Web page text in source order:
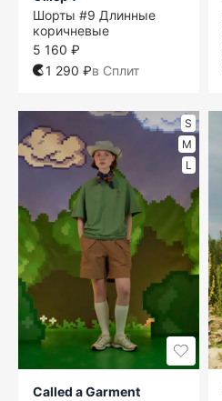
Шорты #9 Длинные
коричневые
5 160 ₽
1 290 ₽в Сплит
S
M
L
Called a Garment